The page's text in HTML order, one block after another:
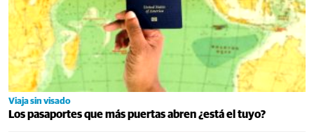
Viaja sin visado
Los pasaportes que más puertas abren ¿está el tuyo?